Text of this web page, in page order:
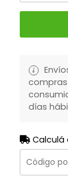
días
Calculá